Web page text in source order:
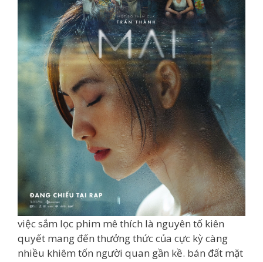
việc sắm lọc phim mê thích là nguyên tố kiên
quyết mang đến thưởng thức của cực kỳ càng
nhiều khiêm tốn người quan gần kề. bán đất mặt